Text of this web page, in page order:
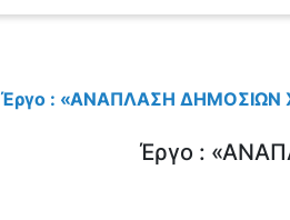
Έργο : «ΑΝΑΠΛΑΣΗ ΔΗΜΟΣΙΩΝ
Έργο :